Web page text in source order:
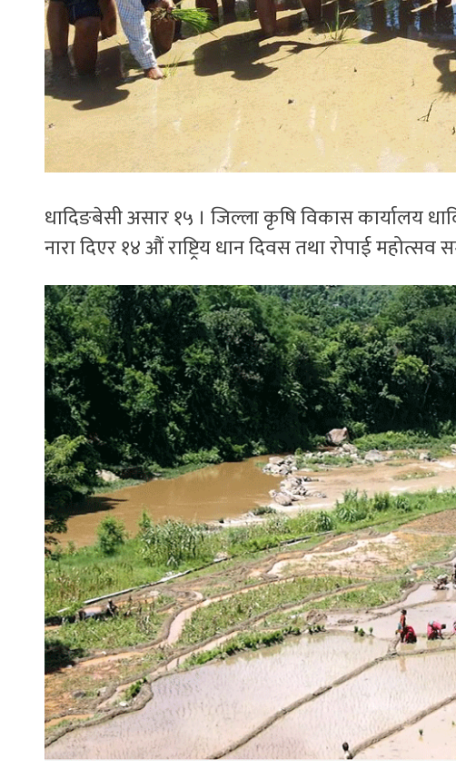
धादिङबेसी असार १५ । जिल्ला कृषि विकास कार्यालय
नारा दिएर १४ औं राष्ट्रिय धान दिवस तथा रोपाई महोत्सव